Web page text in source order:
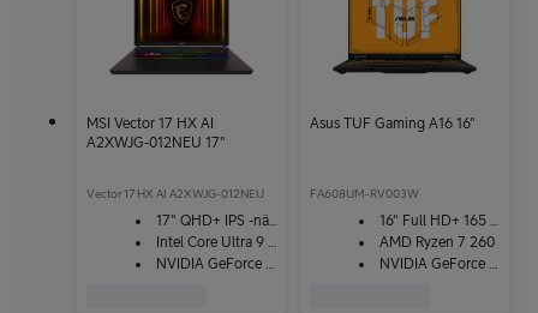
MSI Vector 17 HX AI
A2XWJG-012NEU 17"
Vector 17 HX AI A2XWJG-012NEU
17" QHD+ IPS -näyttö
Intel Core Ultra 9 275HX
NVIDIA GeForce RTX 5090
Asus TUF Gaming A16 16"
FA608UM-RV003W
16" Full HD+ 165 Hz -näyttö
AMD Ryzen 7 260
NVIDIA GeForce RTX 5060